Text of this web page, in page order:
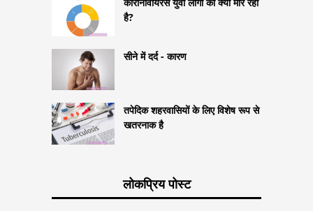
है?
सीने में दर्द - कारण
तपेदिक शहरवासियों के लिए विशेष रूप से
खतरनाक है
लोकप्रिय पोस्ट